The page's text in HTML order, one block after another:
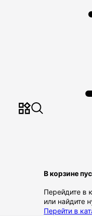
В корзине
Перейдите в
или найдите
Перейти в